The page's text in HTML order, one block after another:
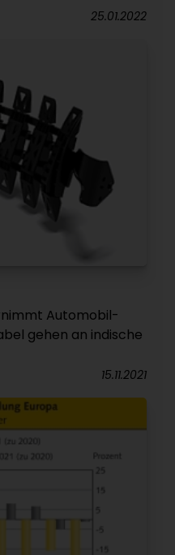
25.01.2022
Automobil-
gehen an indische
15.11.2021